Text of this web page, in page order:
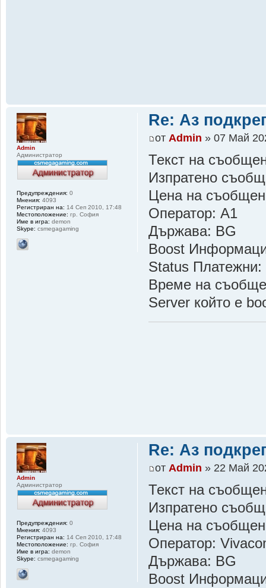
Re: Аз
от Admin » 07 Май
Текст на
Изпратено
Цена на
Оператор: A1
Държава: BG
Boost
Status Платежни:
Време на
Server който е
Admin
Администратор
Предупреждения: 0
Мнения: 4093
Регистриран на: 14 Сеп 2010, 17:48
Местоположение: гр. София
Име в игра: demon
Skype: csmegagaming
Re: Аз
от Admin » 22 Май
Текст на
Изпратено
Цена на
Оператор:
Държава: BG
Boost
Admin
Администратор
Предупреждения: 0
Мнения: 4093
Регистриран на: 14 Сеп 2010, 17:48
Местоположение: гр. София
Име в игра: demon
Skype: csmegagaming